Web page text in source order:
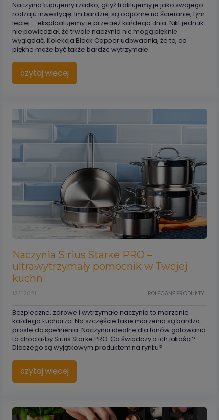
Naczynia kupujemy rzadko, gdyż traktujemy je jako swojego
rodzaju inwestycję. Im bardziej są odporne na ścieranie, tym
lepiej – eksploatujemy je przecież każdego dnia. Nikt jednak
nie powiedział, że trwałe naczynia nie mogą pięknie
wyglądać. Kolekcja Black Copper udowadnia, że to, co
piękne może być także bardzo wytrzymałe.
czytaj więcej
Naczynia Sirius Starke PRO –
ultrawytrzymały pomocnik w Twojej
kuchni
POLECANE PRODUKTY
12.11.2021
Bezpieczne, zdrowe i wytrzymałe naczynia to marzenie
każdego kucharza. Na szczęście takie marzenia są bardzo
proste do spełnienia. Naczynia idealne dla fanów gotowania
to chociażby Sirius Starke PRO. Co świadczy o ich jakości?
Dlaczego są wyjątkowym produktem na rynku?
czytaj więcej